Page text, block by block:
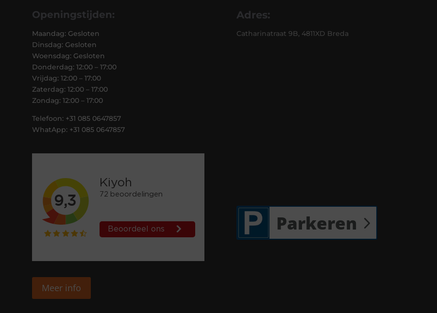
Openingstijden:
Maandag: Gesloten
Dinsdag: Gesloten
Woensdag: Gesloten
Donderdag: 12:00 – 17:00
Vrijdag: 12:00 – 17:00
Zaterdag: 12:00 – 17:00
Zondag: 12:00 – 17:00
Telefoon: +31 085 0647857
WhatApp: +31 085 0647857
Meer info
Adres:
Catharinatraat 9B, 4811XD Breda
Parkeren